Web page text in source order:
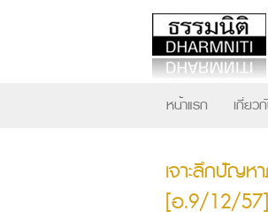
หน้าแรก เกี่ยว
เจาะลึกปัญห
[อ.9/12/57]